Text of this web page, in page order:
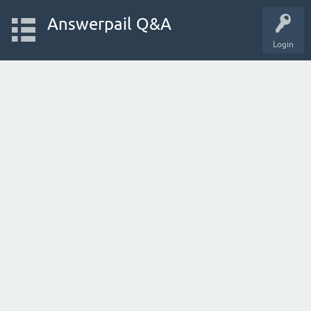
Login
Answerpail Q&A